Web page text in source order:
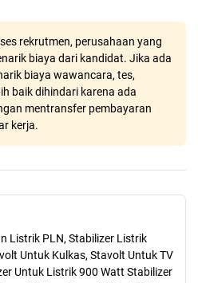
rekrutmen, perusahaan yang
biaya dari kandidat. Jika ada
biaya wawancara, tes,
baik dihindari karena ada
mentransfer pembayaran
kerja.
Listrik PLN, Stabilizer Listrik
Untuk Kulkas, Stavolt Untuk TV
Untuk Listrik 900 Watt Stabilizer